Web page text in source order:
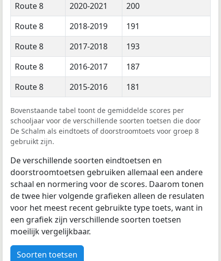
Route 8
2020-2021
200
Route 8
2018-2019
191
Route 8
2017-2018
193
Route 8
2016-2017
187
Route 8
2015-2016 181
Bovenstaande tabel toont de gemiddelde scores per
schooljaar voor de verschillende soorten toetsen die door
De Schalm als eindtoets of doorstroomtoets voor groep 8
gebruikt zijn.
De verschillende soorten eindtoetsen en
doorstroomtoetsen gebruiken allemaal een andere
schaal en normering voor de scores. Daarom tonen
de twee hier volgende grafieken alleen de resulaten
voor het meest recent gebruikte type toets, want in
een grafiek zijn verschillende soorten toetsen
moeilijk vergelijkbaar.
Soorten toetsen